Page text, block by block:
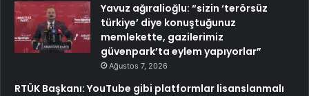
Yavuz ağıralioğlu: “sizin ‘terörsüz
türkiye’ diye konuştuğunuz
memlekette, gazilerimiz
güvenpark’ta eylem yapıyorlar”
Ağustos 7, 2026
RTÜK Başkanı: YouTube gibi platformlar lisanslanmalı